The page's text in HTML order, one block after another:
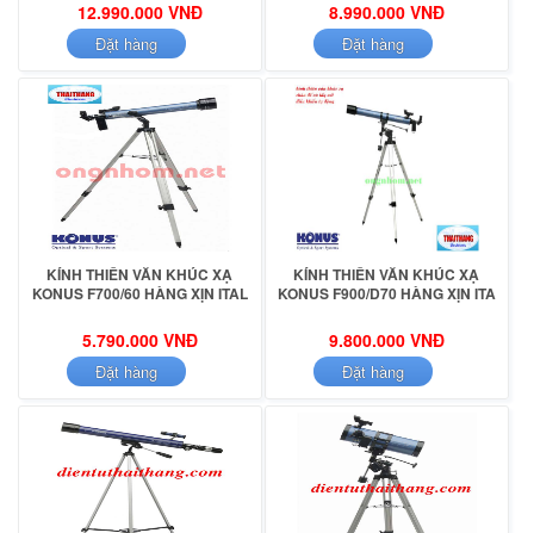
12.990.000 VNĐ
Đặt hàng
8.990.000 VNĐ
Đặt hàng
KÍNH THIÊN VĂN KHÚC XẠ
KONUS F700/60 HÀNG XỊN ITAL
5.790.000 VNĐ
Đặt hàng
KÍNH THIÊN VĂN KHÚC XẠ
KONUS F900/D70 HÀNG XỊN ITA
9.800.000 VNĐ
Đặt hàng